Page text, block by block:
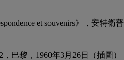
et souvenirs》，安特衛
，巴黎，1960年3月26日（插圖）